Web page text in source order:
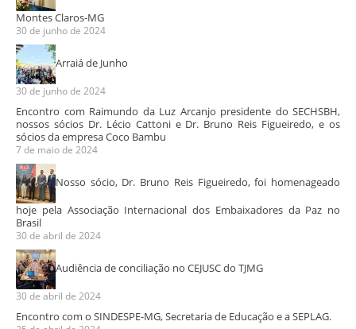
Montes Claros-MG
30 de junho de 2024
Arraiá de Junho
30 de junho de 2024
Encontro com Raimundo da Luz Arcanjo presidente do SECHSBH,
nossos sócios Dr. Lécio Cattoni e Dr. Bruno Reis Figueiredo, e os
sócios da empresa Coco Bambu
7 de maio de 2024
Nosso sócio, Dr. Bruno Reis Figueiredo, foi homenageado
hoje pela Associação Internacional dos Embaixadores da Paz no
Brasil
30 de abril de 2024
Audiência de conciliação no CEJUSC do TJMG
30 de abril de 2024
Encontro com o SINDESPE-MG, Secretaria de Educação e a SEPLAG.